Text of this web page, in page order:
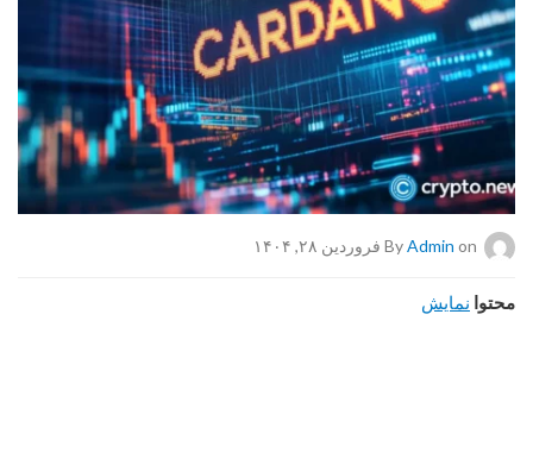
By Admin on فروردین ۲۸, ۱۴۰۴
محتوا نمایش